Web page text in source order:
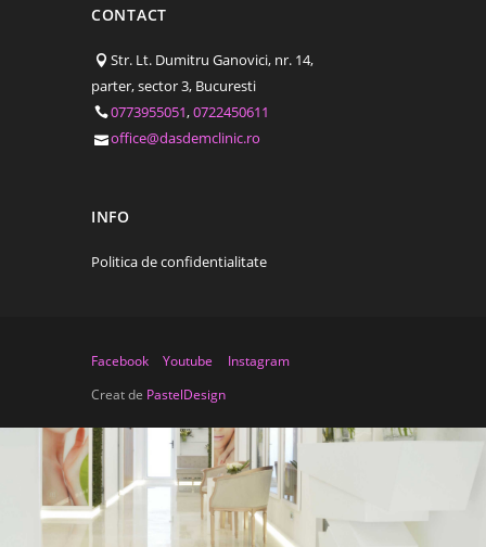
CONTACT
Str. Lt. Dumitru Ganovici, nr. 14,
parter, sector 3, Bucuresti
0773955051,0722450611
office@dasdemclinic.ro
INFO
Politica de confidentialitate
Facebook Youtube
Instagram
Creat de PastelDesign